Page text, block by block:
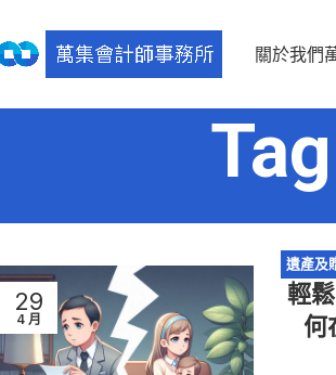
關於我們
29
4 月
遺產及
輕
何